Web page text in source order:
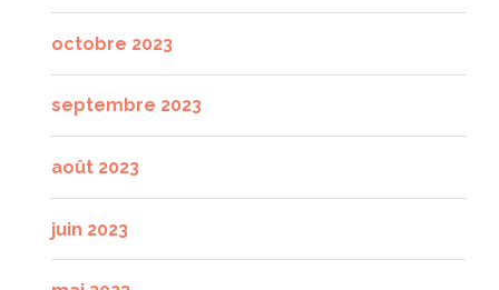
octobre 2023
septembre 2023
août 2023
juin 2023